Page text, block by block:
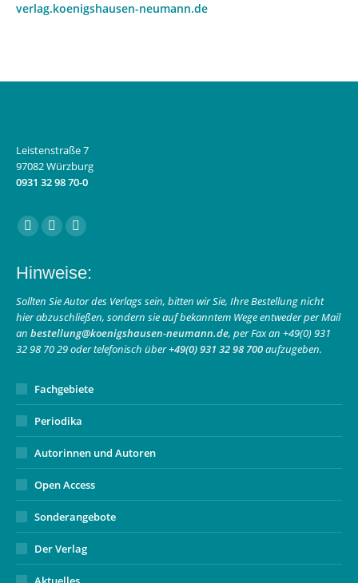
verlag.koenigshausen-neumann.de
Leistenstraße 7
97082 Würzburg
0931 32 98 70-0
Finden Sie uns auf:
Facebook
opens
in
new
window
Instagram
opens
in
new
window
E-
page
opens
in
new
window
Hinweise:
Sollten Sie Autor des Verlags sein, bitten wir Sie, Ihre Bestellung nicht
hier abzuschließen, sondern sie auf bekanntem Wege entweder per Mail
an bestellung@koenigshausen-neumann.de, per Fax an +49(0) 931
32 98 70 29 oder telefonisch über+49(0) 931 32 98 700aufzugeben.
Fachgebiete
Periodika
Autorinnen und Autoren
Open Access
Sonderangebote
Der Verlag